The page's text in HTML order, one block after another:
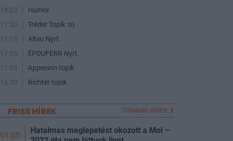
18:23
Humor
17:50
Tréder Topik :o)
17:15
Alteo Nyrt.
17:06
ÉPDUFERR Nyrt.
17:05
Appeninn topik
16:39
Richter topik
FRISS HÍREK TOVÁBBI HÍREK
01:05
Hatalmas meglepetést okozott a Mol –